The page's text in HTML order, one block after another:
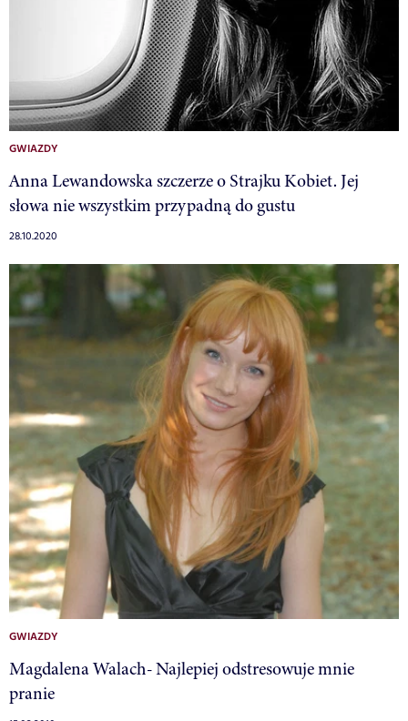
GWIAZDY
Anna Lewandowska szczerze o Strajku Kobiet. Jej
słowa nie wszystkim przypadną do gustu
28.10.2020
GWIAZDY
Magdalena Walach- Najlepiej odstresowuje mnie
pranie